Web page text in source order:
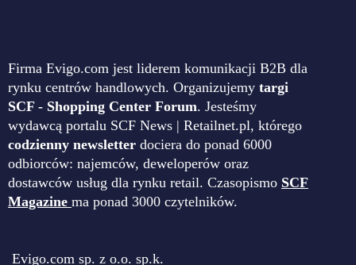
Firma Evigo.com jest liderem komunikacji B2B dla
rynku centrów handlowych. Organizujemy targi
SCF - Shopping Center Forum. Jesteśmy
wydawcą portalu SCF News | Retailnet.pl, którego
codzienny newsletter dociera do ponad 6000
odbiorców: najemców, deweloperów oraz
dostawców usług dla rynku retail. Czasopismo SCF
Magazine ma ponad 3000 czytelników.
Evigo.com sp. z o.o. sp.k.